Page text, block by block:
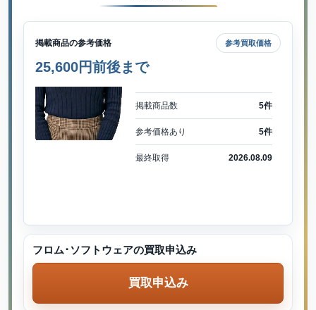
掲載商品の参考価格 参考買取価格
25,600円前後まで
掲載商品数 5件
参考価格あり 5件
最終取得 2026.08.09
フロム･ソフトウェアの買取申込み
買取申込み